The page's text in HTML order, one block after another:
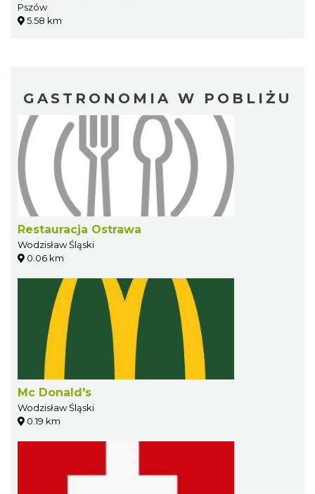
Pszów
5.58 km
GASTRONOMIA W POBLIŻU
Restauracja Ostrawa
Wodzisław Śląski
0.06 km
Mc Donald's
Wodzisław Śląski
0.19 km